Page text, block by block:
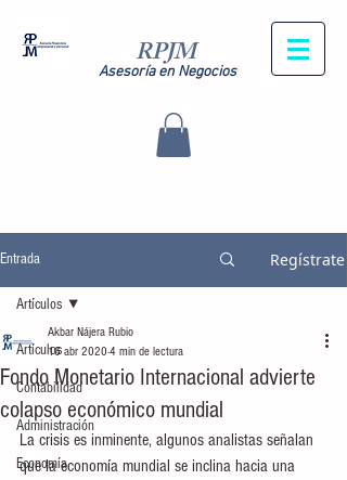
RPJM
Asesoría en Negocios
Entrada Regístrate
Artículos
Contabilidad
Administración
Economía
Artículos
Fondo Monetario Internacional advierte
colapso económico mundial
Akbar Nájera Rubio
16 abr 2020 4 min de lectura
La crisis es inminente, algunos analistas señalan
que la economía mundial se inclina hacia una